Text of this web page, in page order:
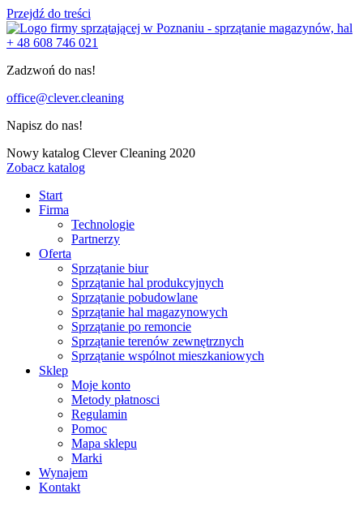
Przejdź do treści
+ 48 608 746 021
Zadzwoń do nas!
office@clever.cleaning
Napisz do nas!
Nowy katalog Clever Cleaning 2020
Zobacz katalog
Start
Firma
Technologie
Partnerzy
Oferta
Sprzątanie biur
Sprzątanie hal produkcyjnych
Sprzątanie pobudowlane
Sprzątanie hal magazynowych
Sprzątanie po remoncie
Sprzątanie terenów zewnętrznych
Sprzątanie wspólnot mieszkaniowych
Sklep
Moje konto
Metody płatnosci
Regulamin
Pomoc
Mapa sklepu
Marki
Wynajem
Kontakt